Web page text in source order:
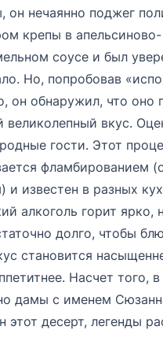
он нечаянно поджег
крепы в апельсиново-
соусе и был
Но, попробовав
он обнаружил, что оно
великолепный вкус.
гости. Этот
фламбированием
и известен в разных
алкоголь горит ярко,
долго, чтобы
становится
Насчет того,
дамы с именем
этот десерт, легенды